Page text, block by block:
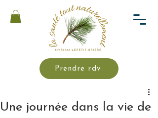
Prendre rdv
Une journée dans la vie de